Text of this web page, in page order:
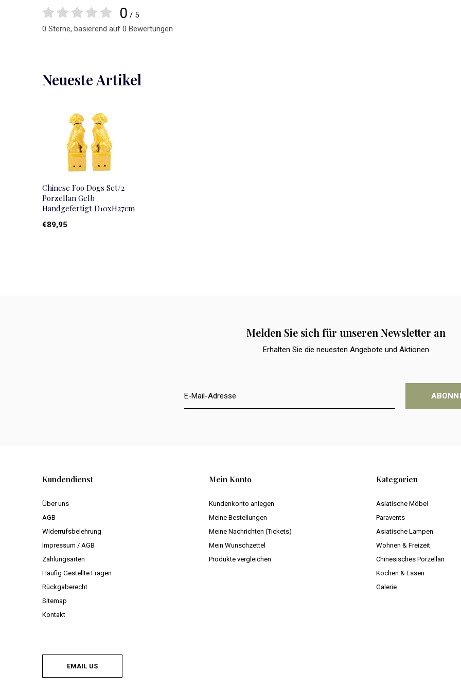
0 / 5
0 Sterne, basierend auf 0 Bewertungen
Neueste Artikel
Chinese Foo Dogs Set/2
Porzellan Gelb
Handgefertigt D10xH27cm
€89,95
Melden Sie sich für unseren Newsletter an
Erhalten Sie die neuesten Angebote und Aktionen
Kundendienst
Über uns
AGB
Widerrufsbelehrung
Impressum / AGB
Zahlungsarten
Häufig Gestellte Fragen
Rückgaberecht
Sitemap
Kontakt
Mein Konto
Kundenkonto anlegen
Meine Bestellungen
Meine Nachrichten (Tickets)
Mein Wunschzettel
Produkte vergleichen
Kategorien
Asiatische Möbel
Paravents
Asiatische Lampen
Wohnen & Freizeit
Chinesisches Porzellan
Kochen & Essen
Galerie
EMAIL US